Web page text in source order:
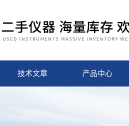
技术文章 产品中心